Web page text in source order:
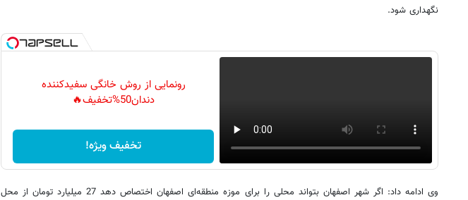
نگهداری شود.
رونمایی از روش خانگی سفیدکننده
دندان50%تخفیف🔥
تخفیف ویژه!
وی ادامه داد: اگر شهر اصفهان بتواند محلی را برای موزه منطقه‌ای اصفهان اختصاص دهد 27 میلیارد تومان از محل